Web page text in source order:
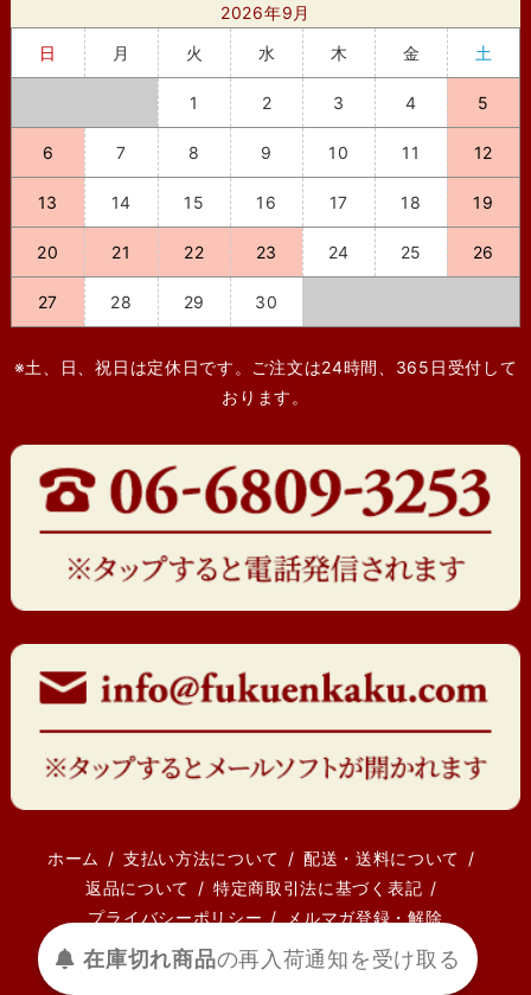
2026年9月
日
月 火 水 木 金 土
1 2 3 4 5
6 7 8 9 10 11 12
13 14 15 16 17 18 19
20 21 22 23 24 25 26
27 28 29 30
※土、日、祝日は定休日です。ご注文は24時間、365日受付して
おります。
ホーム 支払い方法について
配送・送料について
返品について
特定商取引法に基づく表記
プライバシーポリシー
メルマガ登録・解除
在庫切れ商品の再入荷通知を受け取る